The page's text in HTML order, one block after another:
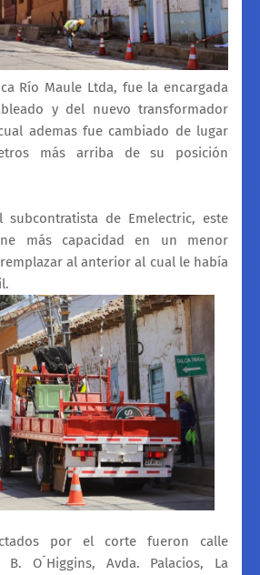
Río Maule Ltda, fue la encargada
y del nuevo transformador
ademas fue cambiado de lugar
más arriba de su posición
subcontratista de Emelectric, este
más capacidad en un menor
al anterior al cual le había
por el corte fueron calle
B. O´Higgins, Avda. Palacios, La